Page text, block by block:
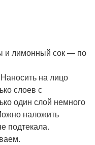
и лимонный сок — по
на лицо
слоев с
один слой немного
наложить
подтекала.